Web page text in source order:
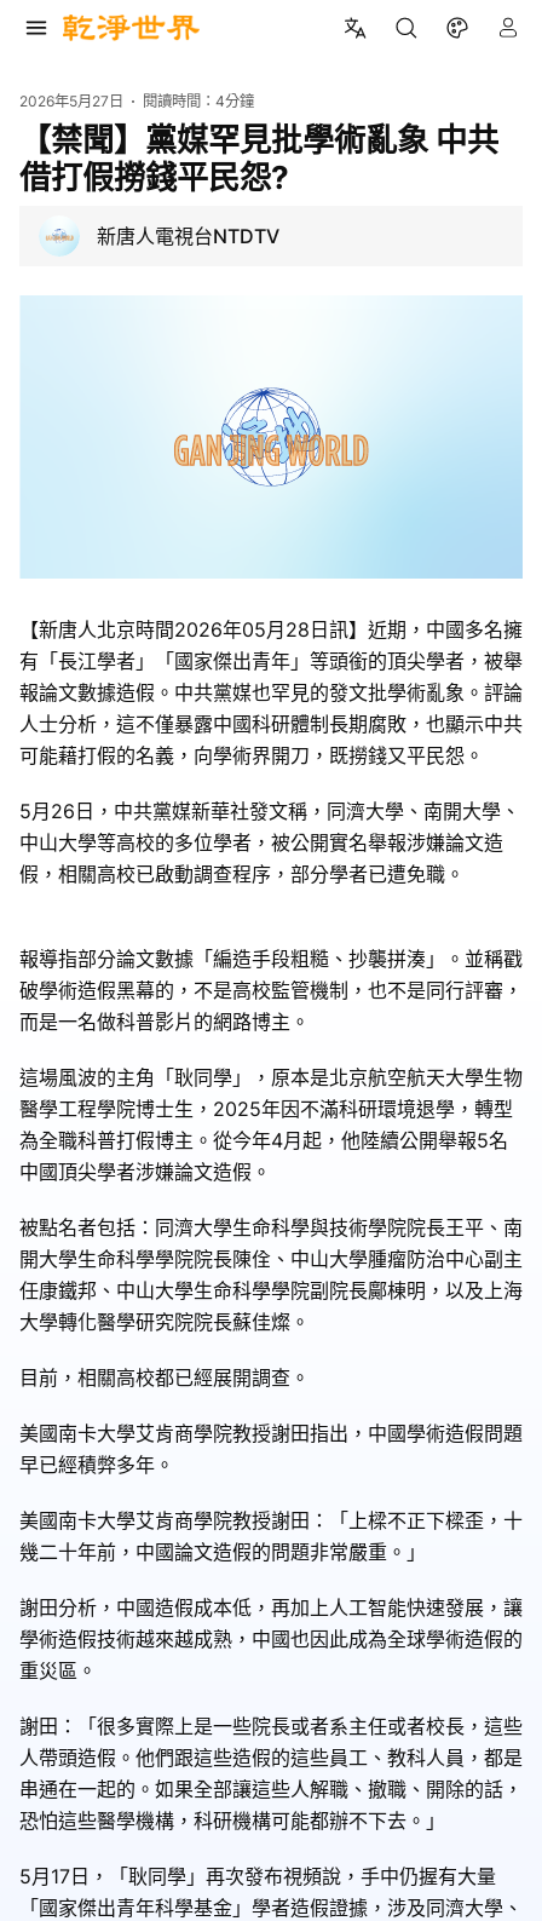
2026年5月27日 閱讀時間：4分鐘
【禁聞】黨媒罕見批學術亂象 中共
借打假撈錢平民怨?
新唐人電視台NTDTV
【新唐人北京時間2026年05月28日訊】近期，中國多名擁
有「長江學者」「國家傑出青年」等頭銜的頂尖學者，被舉
報論文數據造假。中共黨媒也罕見的發文批學術亂象。評論
人士分析，這不僅暴露中國科研體制長期腐敗，也顯示中共
可能藉打假的名義，向學術界開刀，既撈錢又平民怨。
5月26日，中共黨媒新華社發文稱，同濟大學、南開大學、
中山大學等高校的多位學者，被公開實名舉報涉嫌論文造
假，相關高校已啟動調查程序，部分學者已遭免職。
報導指部分論文數據「編造手段粗糙、抄襲拼湊」。並稱戳
破學術造假黑幕的，不是高校監管機制，也不是同行評審，
而是一名做科普影片的網路博主。
這場風波的主角「耿同學」，原本是北京航空航天大學生物
醫學工程學院博士生，2025年因不滿科研環境退學，轉型
為全職科普打假博主。從今年4月起，他陸續公開舉報5名
中國頂尖學者涉嫌論文造假。
被點名者包括：同濟大學生命科學與技術學院院長王平、南
開大學生命科學學院院長陳佺、中山大學腫瘤防治中心副主
任康鐵邦、中山大學生命科學學院副院長鄺棟明，以及上海
大學轉化醫學研究院院長蘇佳燦。
目前，相關高校都已經展開調查。
美國南卡大學艾肯商學院教授謝田指出，中國學術造假問題
早已經積弊多年。
美國南卡大學艾肯商學院教授謝田：「上樑不正下樑歪，十
幾二十年前，中國論文造假的問題非常嚴重。」
謝田分析，中國造假成本低，再加上人工智能快速發展，讓
學術造假技術越來越成熟，中國也因此成為全球學術造假的
重災區。
謝田：「很多實際上是一些院長或者系主任或者校長，這些
人帶頭造假。他們跟這些造假的這些員工、教科人員，都是
串通在一起的。如果全部讓這些人解職、撤職、開除的話，
恐怕這些醫學機構，科研機構可能都辦不下去。」
5月17日，「耿同學」再次發布視頻說，手中仍握有大量
「國家傑出青年科學基金」學者造假證據，涉及同濟大學、